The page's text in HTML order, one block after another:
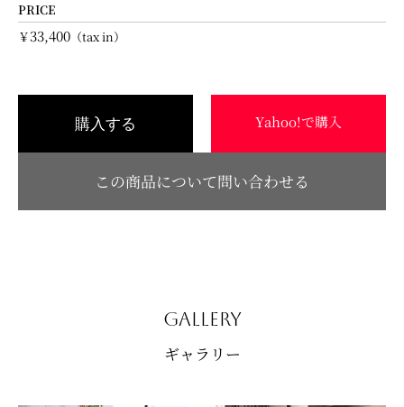
PRICE
￥33,400 （tax in）
購入する Yahoo!で購入
この商品について問い合わせる
GALLERY
ギャラリー